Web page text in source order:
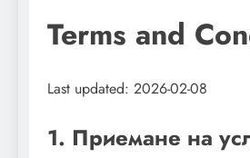
Terms and
Last updated: 2026-02-08
1. Приемане на